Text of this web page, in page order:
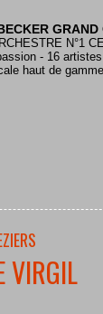
GRAND
N°1
- 16
haut de
VIRGIL